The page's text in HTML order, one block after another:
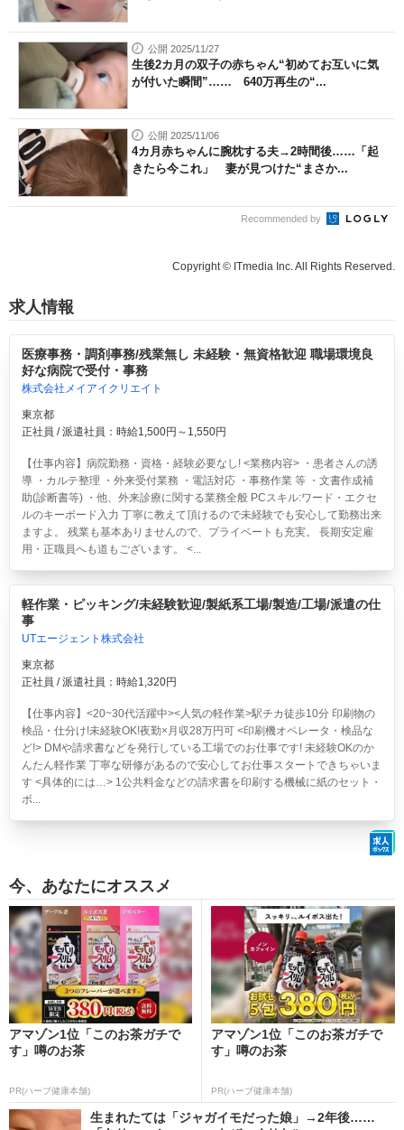
公開 2025/11/27
生後2カ月の双子の赤ちゃん“初めてお互いに気
が付いた瞬間”…… 640万再生の“...
公開 2025/11/06
4カ月赤ちゃんに腕枕する夫→2時間後……「起
きたら今これ」 妻が見つけた“まさか...
Recommended by
Copyright © ITmedia Inc. All Rights Reserved.
求人情報
医療事務・調剤事務/残業無し 未経験・無資格歓迎 職場環境良
好な病院で受付・事務
株式会社メイアイクリエイト
東京都
正社員 / 派遣社員：時給1,500円～1,550円
【仕事内容】病院勤務・資格・経験必要なし! <業務内容> ・患者さんの誘
導 ・カルテ整理 ・外来受付業務 ・電話対応 ・事務作業 等 ・文書作成補
助(診断書等) ・他、外来診療に関する業務全般 PCスキル:ワード・エクセ
ルのキーボード入力 丁寧に教えて頂けるので未経験でも安心して勤務出来
ますよ。 残業も基本ありませんので、プライベートも充実。 長期安定雇
用・正職員へも道もございます。 <...
軽作業・ピッキング/未経験歓迎/製紙系工場/製造/工場/派遣の仕
事
UTエージェント株式会社
東京都
正社員 / 派遣社員：時給1,320円
【仕事内容】<20~30代活躍中><人気の軽作業>駅チカ徒歩10分 印刷物の
検品・仕分け!未経験OK!夜勤×月収28万円可 <印刷機オペレータ・検品な
ど!> DMや請求書などを発行している工場でのお仕事です! 未経験OKのか
んたん軽作業 丁寧な研修があるので安心してお仕事スタートできちゃいま
す <具体的には…> 1公共料金などの請求書を印刷する機械に紙のセット・
ボ...
今、あなたにオススメ
アマゾン1位「このお茶ガチで
す」噂のお茶
PR(ハーブ健康本舗)
アマゾン1位「このお茶ガチで
す」噂のお茶
PR(ハーブ健康本舗)
生まれたては「ジャガイモだった娘」→2年後……